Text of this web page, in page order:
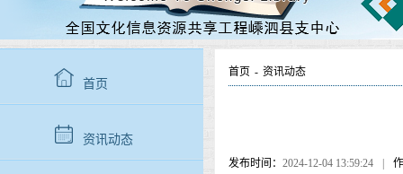
首页
资讯动态
首页 - 资讯动态
发布时间： 2024-12-04 13:59:24